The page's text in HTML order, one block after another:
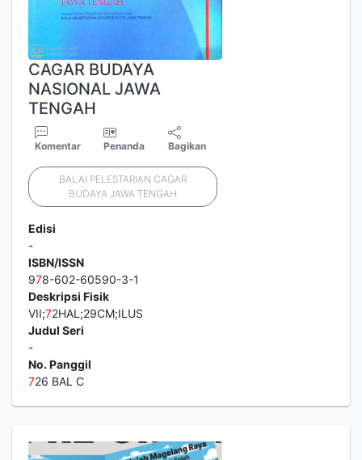
CAGAR BUDAYA
NASIONAL JAWA
TENGAH
Komentar Penanda Bagikan
BALAI PELESTARIAN CAGAR
BUDAYA JAWA TENGAH
Edisi
-
ISBN/ISSN
978-602-60590-3-1
Deskripsi Fisik
VII;72HAL;29CM;ILUS
Judul Seri
-
No. Panggil
726 BAL C